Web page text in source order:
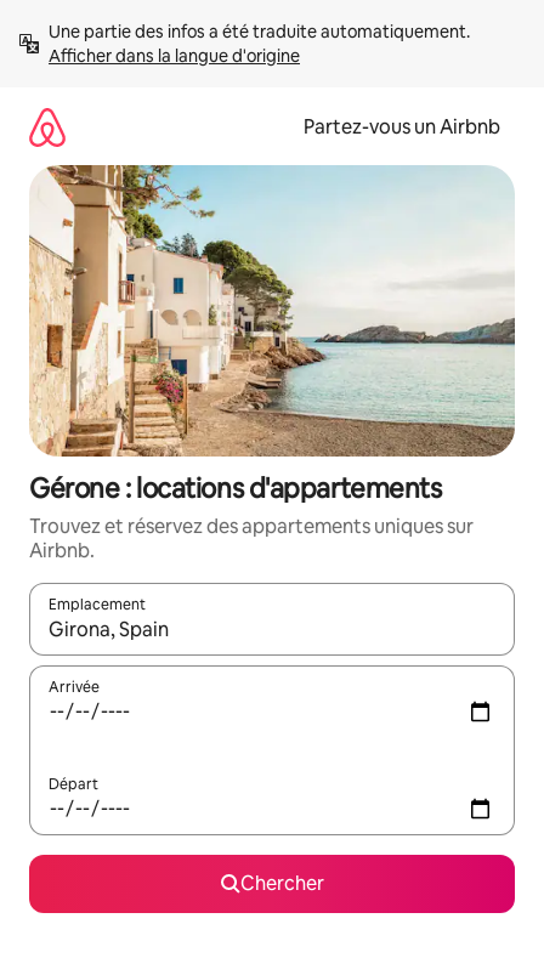
directement
Afficher dans la langue d'origine
Partez-vous un Airbnb
Gérone : locations d'appartements
Trouvez et réservez des appartements uniques sur
Airbnb.
Emplacement
Quand les résultats sont affichés, parcourez-les en utilisant
Arrivée
Départ
Chercher